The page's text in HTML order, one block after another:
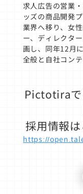
求人広告の営業
ッズの商品開発
業界へ移り、女
ー、ディレクタ
画し、同年12月
全般と自社コンテ
Pictotiraで
採用情報
https://